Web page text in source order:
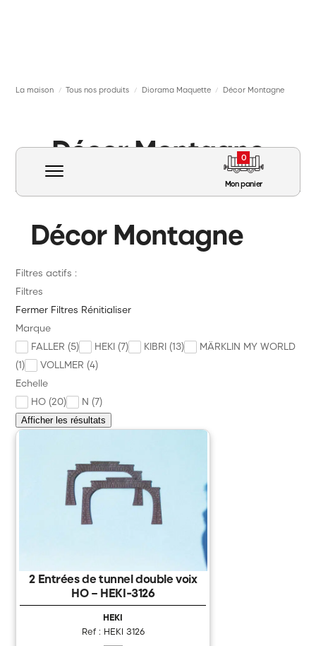
Mon panier
0
Matériel roulant
Diorama Maquette
Véhicule Personnage
Alimentation Digital Commande
Outillage et Consommable
Précommande Nouveauté à paraître
PROMOS
News
Games Workshop
La maison / Tous nos produits / Diorama Maquette / Décor Montagne
Décor Montagne
Décor Montagne
Filtres actifs :
Filtres
Fermer Filtres Rénitialiser
Marque
FALLER (5)
HEKI (7) KIBRI (13)
MÄRKLIN MY WORLD
(1)
VOLLMER (4)
Echelle
HO (20)
N (7)
Afficher les résultats
2 Entrées de tunnel double voix
HO – HEKI-3126
HEKI
Ref : HEKI 3126